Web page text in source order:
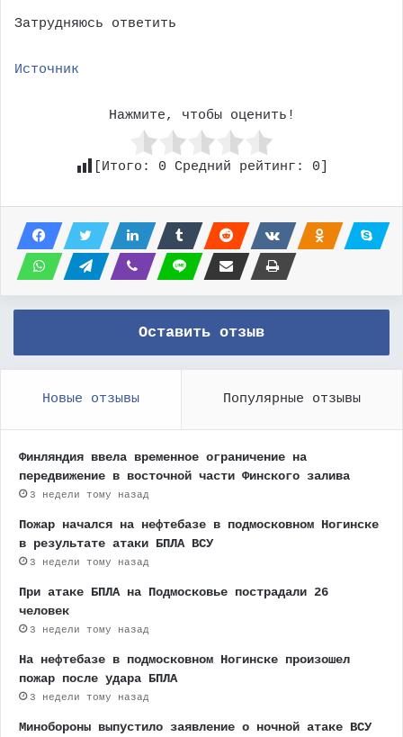
Затрудняюсь ответить
Источник
Нажмите, чтобы оценить!
[Итого: 0 Средний рейтинг: 0
Оставить отзыв
Новые отзывы Популярные отзывы
Финляндия ввела временное ограничение на
передвижение в восточной части Финского залива
3 недели тому назад
Пожар начался на нефтебазе в подмосковном Ногинске
в результате атаки БПЛА ВСУ
3 недели тому назад
При атаке БПЛА на Подмосковье пострадали 26
человек
3 недели тому назад
На нефтебазе в подмосковном Ногинске произошел
пожар после удара БПЛА
3 недели тому назад
Минобороны выпустило заявление о ночной атаке ВСУ